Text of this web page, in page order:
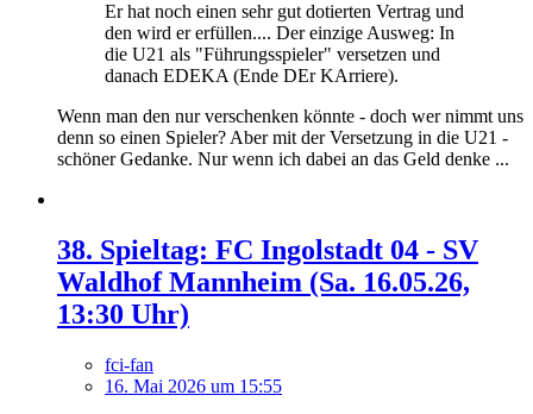
Er hat noch einen sehr gut dotierten Vertrag und
den wird er erfüllen.... Der einzige Ausweg: In
die U21 als "Führungsspieler" versetzen und
danach EDEKA (Ende DEr KArriere).
Wenn man den nur verschenken könnte - doch wer nimmt uns
denn so einen Spieler? Aber mit der Versetzung in die U21 -
schöner Gedanke. Nur wenn ich dabei an das Geld denke ...
38. Spieltag: FC Ingolstadt 04 - SV
Waldhof Mannheim (Sa. 16.05.26,
13:30 Uhr)
fci-fan
16. Mai 2026 um 15:55